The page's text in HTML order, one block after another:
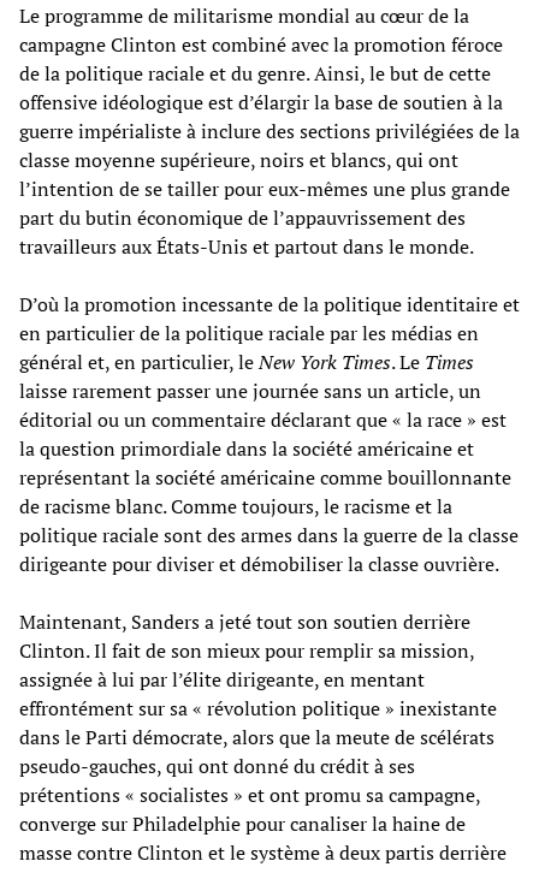
Le programme de militarisme mondial au cœur de la
campagne Clinton est combiné avec la promotion féroce
de la politique raciale et du genre. Ainsi, le but de cette
offensive idéologique est d’élargir la base de soutien à la
guerre impérialiste à inclure des sections privilégiées de la
classe moyenne supérieure, noirs et blancs, qui ont
l’intention de se tailler pour eux-mêmes une plus grande
part du butin économique de l’appauvrissement des
travailleurs aux États-Unis et partout dans le monde.
D’où la promotion incessante de la politique identitaire et
en particulier de la politique raciale par les médias en
général et, en particulier, leNew York Times. Le Times
laisse rarement passer une journée sans un article, un
éditorial ou un commentaire déclarant que « la race » est
la question primordiale dans la société américaine et
représentant la société américaine comme bouillonnante
de racisme blanc. Comme toujours, le racisme et la
politique raciale sont des armes dans la guerre de la classe
dirigeante pour diviser et démobiliser la classe ouvrière.
Maintenant, Sanders a jeté tout son soutien derrière
Clinton. Il fait de son mieux pour remplir sa mission,
assignée à lui par l’élite dirigeante, en mentant
effrontément sur sa « révolution politique » inexistante
dans le Parti démocrate, alors que la meute de scélérats
pseudo-gauches, qui ont donné du crédit à ses
prétentions « socialistes » et ont promu sa campagne,
converge sur Philadelphie pour canaliser la haine de
masse contre Clinton et le système à deux partis derrière